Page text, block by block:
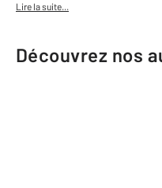
Lire la suite...
Découvrez nos